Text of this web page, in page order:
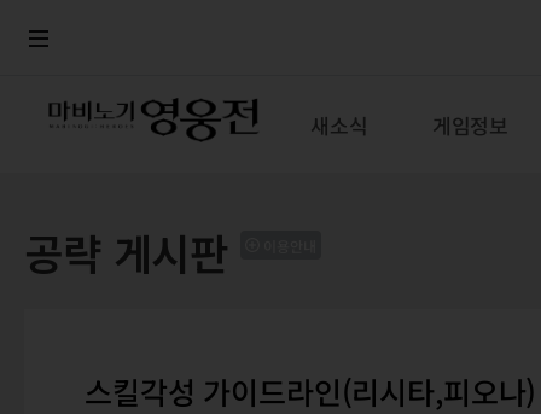
새소식 게임정보
공략 게시판
스킬각성 가이드라인(리시타,피오나)